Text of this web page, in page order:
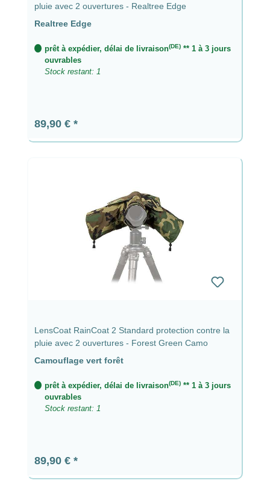
pluie avec 2 ouvertures - Realtree Edge
Realtree Edge
prêt à expédier, délai de livraison(DE)** 1 à 3 jours
ouvrables
Stock restant: 1
Prix régulier :
89,90 €
LensCoat RainCoat 2 Standard protection contre la
pluie avec 2 ouvertures - Forest Green Camo
Camouflage vert forêt
prêt à expédier, délai de livraison(DE)** 1 à 3 jours
ouvrables
Stock restant: 1
Prix régulier :
89,90 €